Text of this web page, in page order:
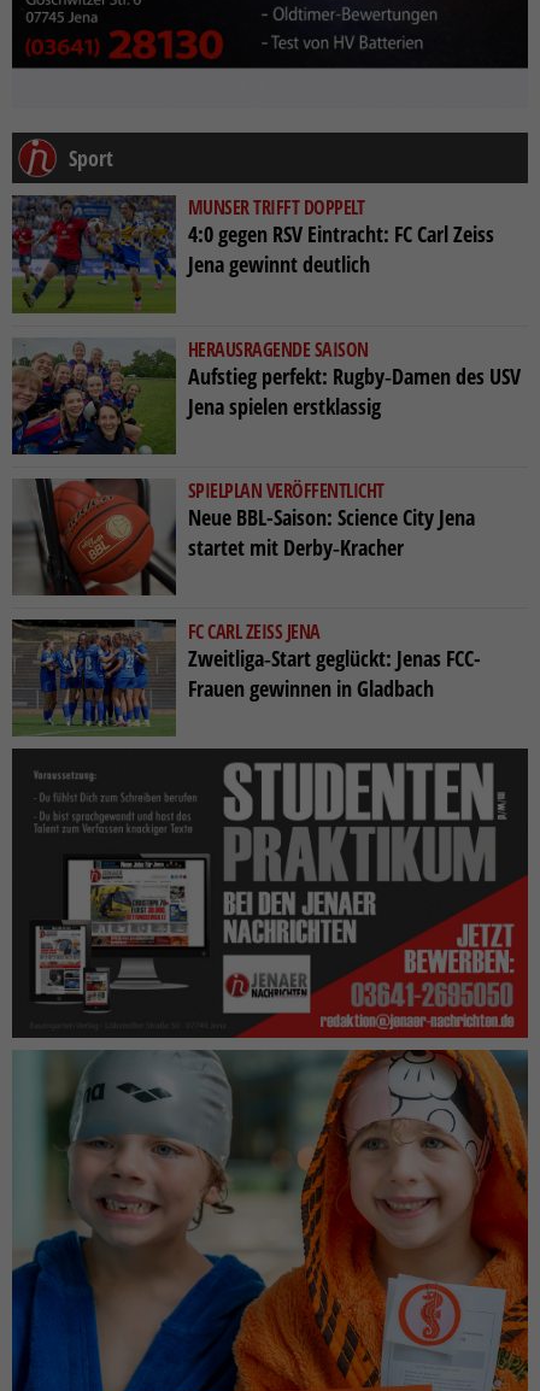
Sport
MUNSER TRIFFT DOPPELT
4:0 gegen RSV Eintracht: FC Carl Zeiss
Jena gewinnt deutlich
HERAUSRAGENDE SAISON
Aufstieg perfekt: Rugby‑Damen des USV
Jena spielen erstklassig
SPIELPLAN VERÖFFENTLICHT
Neue BBL-Saison: Science City Jena
startet mit Derby‑Kracher
FC CARL ZEISS JENA
Zweitliga‑Start geglückt: Jenas FCC-
Frauen gewinnen in Gladbach